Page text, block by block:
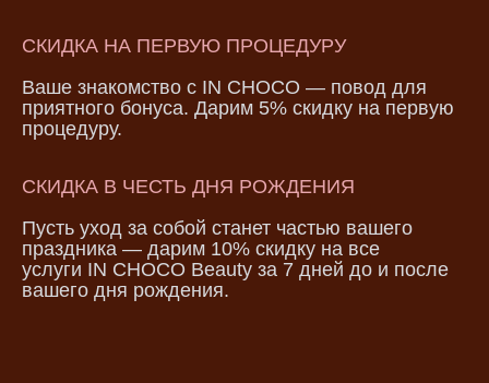
СКИДКА НА ПЕРВУЮ ПРОЦЕДУРУ
Ваше знакомство с IN CHOCO — повод для
приятного бонуса. Дарим 5% скидку на первую
процедуру.
СКИДКА В ЧЕСТЬ ДНЯ РОЖДЕНИЯ
Пусть уход за собой станет частью вашего
праздника — дарим 10% скидку на все
услуги IN CHOCO Beauty за 7 дней до и после
вашего дня рождения.